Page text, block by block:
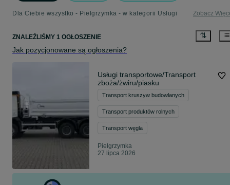
Dla Ciebie wszystko - Pielgrzymka - w kategorii Usługi Zobacz
ZNALEŹLIŚMY 1 OGŁOSZENIE
Jak pozycjonowane są ogłoszenia?
Usługi transportowe/Transport
zboża/żwiru/piasku
Transport kruszyw budowlanych
Transport produktów rolnych
Transport węgla
Pielgrzymka
27 lipca 2026